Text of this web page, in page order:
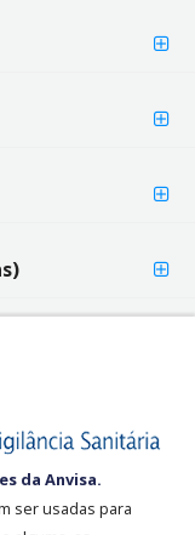
da Anvisa.
ser usadas para